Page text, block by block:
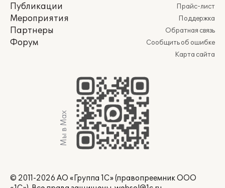
Публикации
Мероприятия
Партнеры
Форум
Прайс-лист
Поддержка
Обратная связь
Сообщить об ошибке
Карта сайта
Мы в Max
© 2011-2026 АО «Группа 1С» (правопреемник ООО